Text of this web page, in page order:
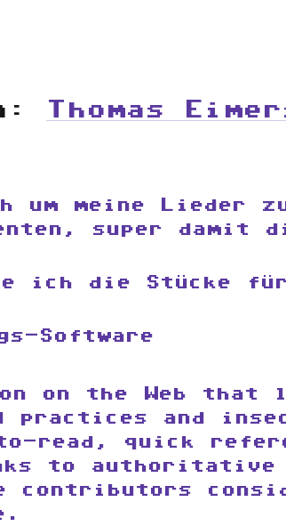
Thomas
um meine Lieder
super damit
ich die Stücke für
Software
on the Web that
practices and
read, quick
to authoritative
contributors